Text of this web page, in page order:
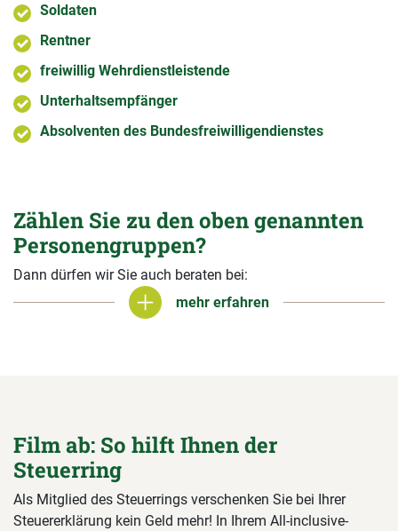
Soldaten
Rentner
freiwillig Wehrdienstleistende
Unterhaltsempfänger
Absolventen des Bundesfreiwilligendienstes
Zählen Sie zu den oben genannten
Personengruppen?
Dann dürfen wir Sie auch beraten bei:
mehr erfahren
mehr erfahren
Film ab: So hilft Ihnen der
Steuerring
Als Mitglied des Steuerrings verschenken Sie bei Ihrer
Steuererklärung kein Geld mehr! In Ihrem All-inclusive-